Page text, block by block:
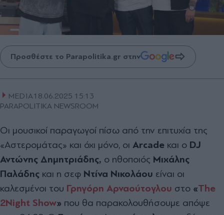
Προσθέστε το Parapolitika.gr στην
MEDIA18.06.2025 15:13
PARAPOLITIKA NEWSROOM
Οι μουσικοί παραγωγοί πίσω από την επιτυχία της
«Αστερομάτας» και όχι μόνο, οι Arcade και ο DJ
Αντώνης Δημητριάδης, ο ηθοποιός Μιχάλης
Παλάδης και η σεφ Ντίνα Νικολάου είναι οι
καλεσμένοι του Γρηγόρη Αρναούτογλου στο «The
2Night Show» που θα παρακολουθήσουμε απόψε